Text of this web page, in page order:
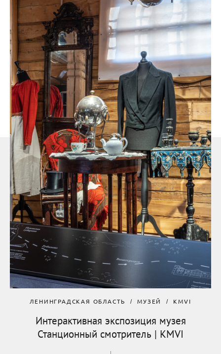
ЛЕНИНГРАДСКАЯ ОБЛАСТЬ МУЗЕЙ KMVI
Интерактивная экспозиция музея
Станционный смотритель | KMVI